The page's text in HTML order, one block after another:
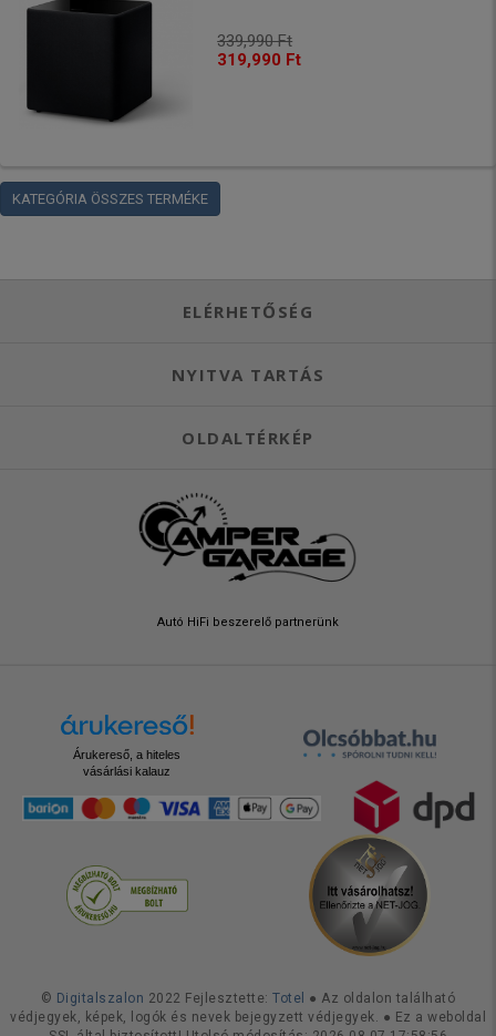
339,990 Ft
319,990 Ft
KATEGÓRIA ÖSSZES TERMÉKE
ELÉRHETŐSÉG
NYITVA TARTÁS
OLDALTÉRKÉP
Autó HiFi beszerelő partnerünk
Árukereső, a hiteles
vásárlási kalauz
© Digitalszalon 2022 Fejlesztette:Totel ● Az oldalon található
védjegyek, képek, logók és nevek bejegyzett védjegyek. ● Ez a weboldal